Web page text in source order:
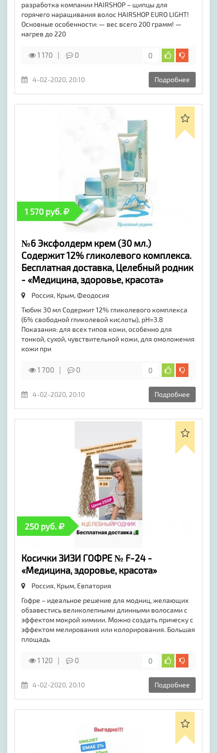
разработка компании HAIRSHOP – щипцы для
горячего наращивания волос HAIRSHOP EURO LIGHT!
Основные особенности: — вес всего 200 грамм! —
нагрев до 220
1 170 0 0
4-02-2020, 20:10 Подробнее
1 570 руб.
№6 Эксфолдерм крем (30 мл.)
Содержит 12% гликолевого комплекса.
Бесплатная доставка, Целебный родник
- «Медицина, здоровье, красота»
Россия, Крым,Феодосия
Тюбик 30 мл Содержит 12% гликолевого комплекса
(6% свободной гликолевой кислоты), рН=3.8
Показания: для всех типов кожи, особенно для
тонкой, сухой, чувствительной кожи, для омоложения
кожи при
1 700 0 0
4-02-2020, 20:10 Подробнее
250 руб.
Косички ЗИЗИ ГОФРЕ № F-24 -
«Медицина, здоровье, красота»
Россия, Крым, Евпатория
Гофре – идеальное решение для модниц, желающих
обзавестись великолепными длинными волосами с
эффектом мокрой химиии. Можно создать прическу с
эффектом мелирования или колорирования. Большая
площадь
1 120 0 0
4-02-2020, 20:10 Подробнее